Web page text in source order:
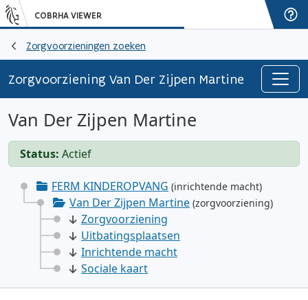
COBRHA VIEWER
Zorgvoorzieningen zoeken
Zorgvoorziening Van Der Zijpen Martine
Van Der Zijpen Martine
Status: Actief
FERM KINDEROPVANG (inrichtende macht)
Van Der Zijpen Martine (zorgvoorziening)
Zorgvoorziening
Uitbatingsplaatsen
Inrichtende macht
Sociale kaart